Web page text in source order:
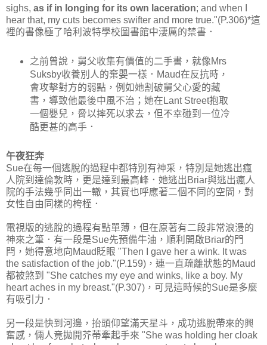
sighs, as if in longing for its own laceration; and when I
hear that, my cuts becomes swifter and more true."(P.306)*這
裡的書像極了哈利波特學校圖書館中淒厲的禁書．
之前曾說，舅父收集有價值的二手書，就像Mrs
Suksby收養別人的棄嬰一樣．Maud在反抗時，
會攻擊對方的弱點，例如她割破舅父心愛的藏
書，導致他最後中風不治；她在Lant Street抱取
一個嬰兒，脅以摔死以求去，但不幸碰到一位冷
酷更甚的高手．
午夜狂奔
Sue在每一個逃脫的過程中都特別有神采，特別是她逃出瘋
人院到達倫敦時，更是達到最高峰．她逃出Briar與逃出瘋人
院的手法幾乎同出一轍，其實也呼應著二個不同的空間，對
女性自由同樣的桍桎．
電視版的逃脫的過程有點單薄，但在原著有二段非常浪漫的
神來之筆．有一段是Sue先預備牛油，順利開啟Briar的門
閂，她得意地向Maud眨眼 "Then I gave her a wink. It was
the satisfaction of the job."(P.159)，連一直疏離狀態的Maud
都被煞到 "She catches my eye and winks, like a boy. My
heart aches in my breast."(P.307)，可見這時候的Sue是多麼
有吸引力．
另一段是快到河邊，抬頭仰望滿天星斗，成功逃脫帶來的興
奮感，倆人竟拋開芥蒂牽起手來 "She was holding her cloak